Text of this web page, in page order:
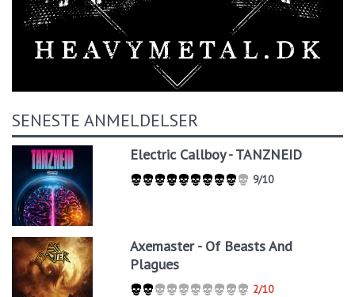
SENESTE ANMELDELSER
Electric Callboy - TANZNEID
9/10
Axemaster - Of Beasts And
Plagues
2/10